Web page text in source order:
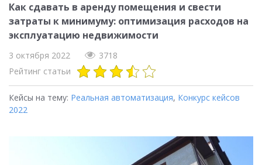
Как сдавать в аренду помещения и свести
затраты к минимуму: оптимизация расходов на
эксплуатацию недвижимости
3 октября 2022
3718
Рейтинг статьи
Кейсы на тему: Реальная автоматизация, Конкурс кейсов
2022